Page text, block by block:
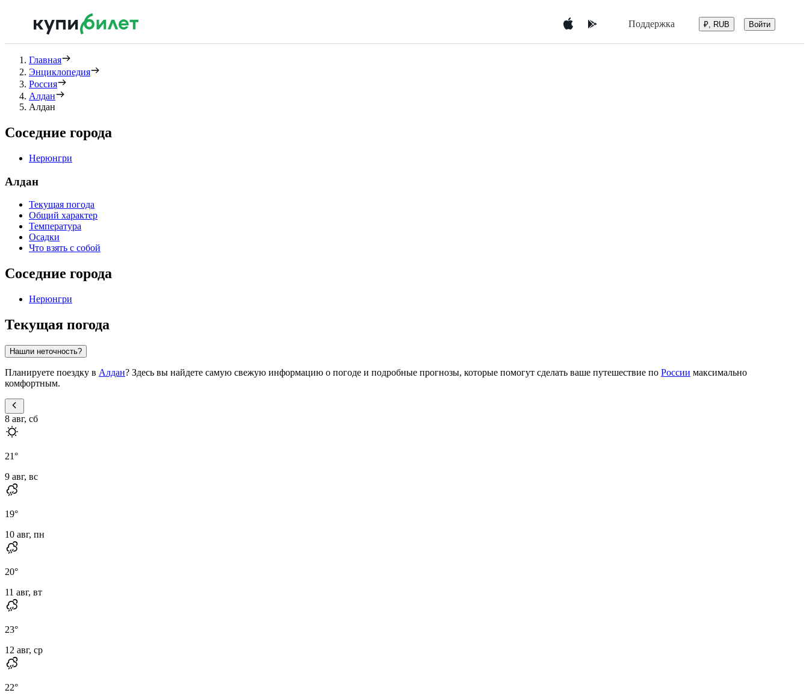
Поддержка ₽, RUB Войти
Главная
Энциклопедия
Россия
Алдан
Алдан
Соседние города
Нерюнгри
Алдан
Текущая погода
Общий характер
Температура
Осадки
Что взять с собой
Соседние города
Нерюнгри
Текущая погода
Нашли неточность?
Планируете поездку в Алдан? Здесь вы найдете самую свежую информацию о погоде и подробные прогнозы, которые помогут сделать ваше путешествие по России максимально
комфортным.
8 авг, сб
21°
9 авг, вс
19°
10 авг, пн
20°
11 авг, вт
23°
12 авг, ср
22°